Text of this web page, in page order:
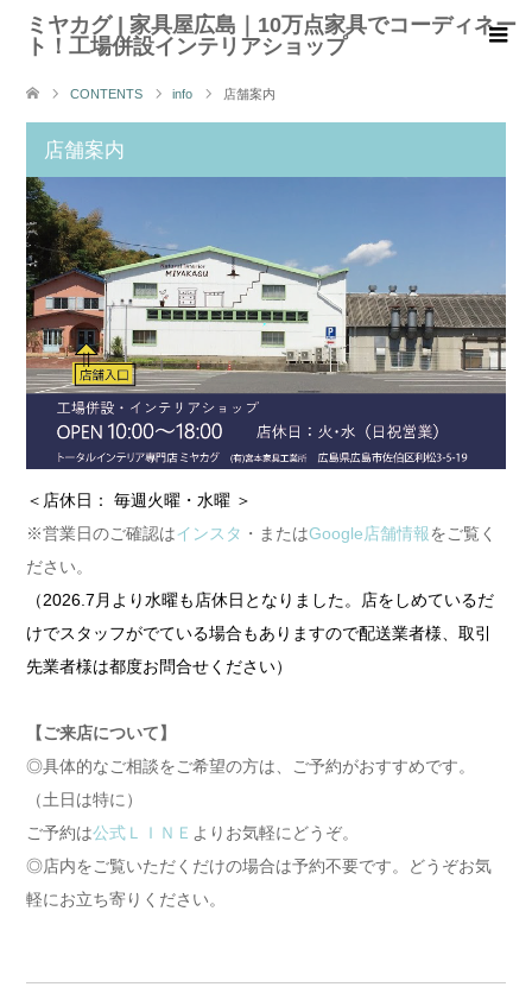
ミヤカグ | 家具屋広島｜10万点家具でコーディネー
ト！工場併設インテリアショップ
CONTENTS info 店舗案内
店舗案内
＜店休日： 毎週火曜・水曜 ＞
※営業日のご確認はインスタ ・またはGoogle店舗情報をご覧く
ださい。
（2026.7月より水曜も店休日となりました。店をしめているだ
けでスタッフがでている場合もありますので配送業者様、取引
先業者様は都度お問合せください）
【ご来店について】
◎具体的なご相談をご希望の方は、ご予約がおすすめです。
（土日は特に）
ご予約は公式ＬＩＮＥ よりお気軽にどうぞ。
◎店内をご覧いただくだけの場合は予約不要です。どうぞお気
軽にお立ち寄りください。